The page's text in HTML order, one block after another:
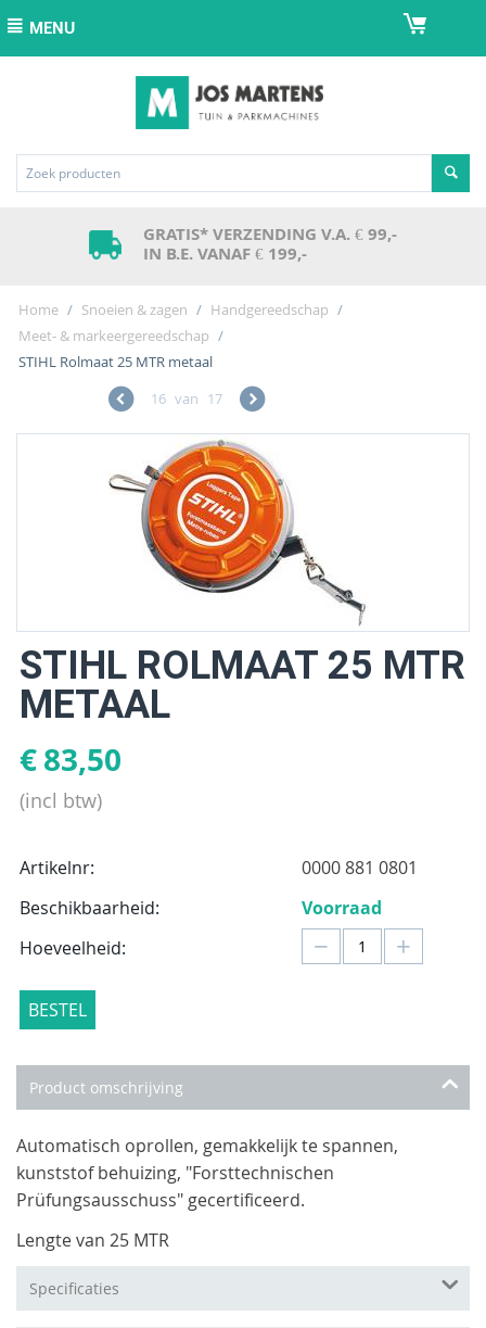
MENU
GRATIS* VERZENDING V.A. € 99,-
IN B.E. VANAF € 199,-
Home / Snoeien & zagen / Handgereedschap /
Meet- & markeergereedschap /
STIHL Rolmaat 25 MTR metaal
16 van 17
STIHL ROLMAAT 25 MTR
METAAL
€83,50
(incl btw)
Artikelnr:
0000 881 0801
Beschikbaarheid:
Voorraad
Hoeveelheid:
+
−
BESTEL
Product omschrijving
Automatisch oprollen, gemakkelijk te spannen,
kunststof behuizing, "Forsttechnischen
Prüfungsausschuss" gecertificeerd.
Lengte van 25 MTR
Specificaties